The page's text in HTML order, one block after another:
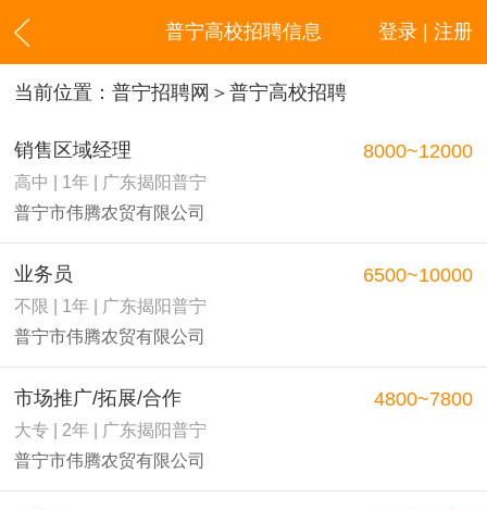
登录 | 注册
普宁高校招聘信息
当前位置： 普宁招聘网 ＞普宁高校招聘
销售区域经理
高中 | 1年 | 广东揭阳普宁
普宁市伟腾农贸有限公司
8000~12000
业务员
不限 | 1年 | 广东揭阳普宁
普宁市伟腾农贸有限公司
6500~10000
市场推广/拓展/合作
大专 | 2年 | 广东揭阳普宁
普宁市伟腾农贸有限公司
4800~7800